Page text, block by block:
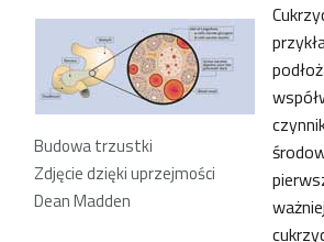
Budowa trzustki
Zdjęcie dzięki uprzejmości
Dean Madden